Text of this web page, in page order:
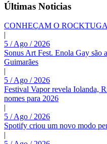
Últimas Noticias
CONHEÇAM O
|
5 / Ago / 2026
Sonus Art Fest. Enola Gay são
Guimarães
|
5 / Ago / 2026
Festival Vapor revela Iolanda,
nomes para 2026
|
5 / Ago / 2026
Spotify criou um novo modo
|